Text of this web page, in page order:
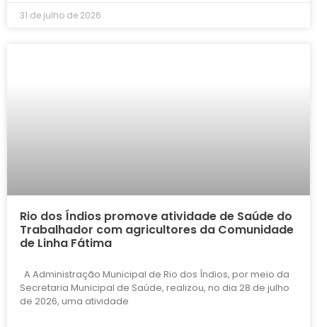
31 de julho de 2026
Rio dos Índios promove atividade de Saúde do
Trabalhador com agricultores da Comunidade
de Linha Fátima
A Administração Municipal de Rio dos Índios, por meio da
Secretaria Municipal de Saúde, realizou, no dia 28 de julho
de 2026, uma atividade